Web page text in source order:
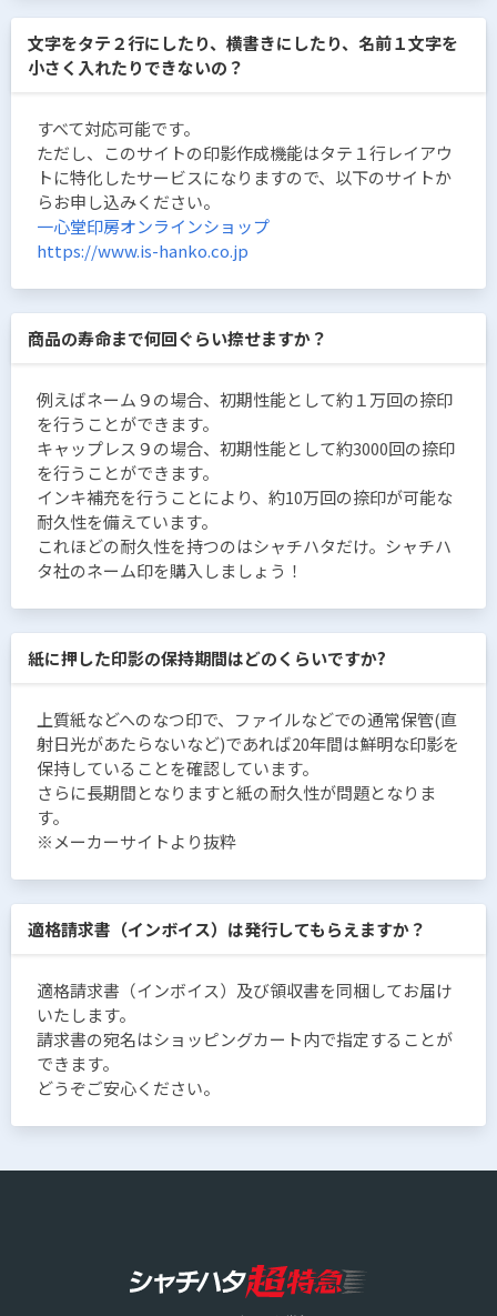
文字をタテ２行にしたり、横書きにしたり、名前１文字を
小さく入れたりできないの？
すべて対応可能です。
ただし、このサイトの印影作成機能はタテ１行レイアウ
トに特化したサービスになりますので、以下のサイトか
らお申し込みください。
一心堂印房オンラインショップ
https://www.is-hanko.co.jp
商品の寿命まで何回ぐらい捺せますか？
例えばネーム９の場合、初期性能として約１万回の捺印
を行うことができます。
キャップレス９の場合、初期性能として約3000回の捺印
を行うことができます。
インキ補充を行うことにより、約10万回の捺印が可能な
耐久性を備えています。
これほどの耐久性を持つのはシャチハタだけ。シャチハ
タ社のネーム印を購入しましょう！
紙に押した印影の保持期間はどのくらいですか?
上質紙などへのなつ印で、ファイルなどでの通常保管(直
射日光があたらないなど)であれば20年間は鮮明な印影を
保持していることを確認しています。
さらに長期間となりますと紙の耐久性が問題となりま
す。
※メーカーサイトより抜粋
適格請求書（インボイス）は発行してもらえますか？
適格請求書（インボイス）及び領収書を同梱してお届け
いたします。
請求書の宛名はショッピングカート内で指定することが
できます。
どうぞご安心ください。